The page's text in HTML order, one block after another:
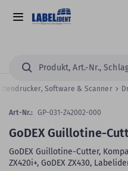
Hauptinhalt
springen
Alle
Suchen...
Software & Scanner
GoDEX Guillotine-
GoDEX Guillotine-Cutter,
ZX420i+, GoDEX ZX430,
Art-Nr.: GP-031-Z42002-000